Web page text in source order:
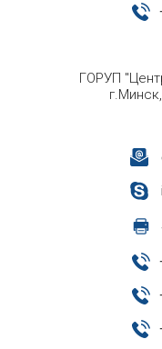
ГОРУП